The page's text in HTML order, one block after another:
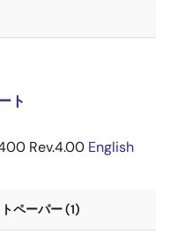
ト
Rev.4.00 English
ペーパー (1)